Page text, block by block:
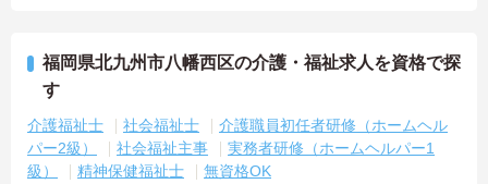
福岡県北九州市八幡西区の介護・福祉求人を資格で探
す
介護福祉士 社会福祉士
介護職員初任者研修（ホームヘル
パー2級）
社会福祉主事
実務者研修（ホームヘルパー1
級）
精神保健福祉士 無資格OK